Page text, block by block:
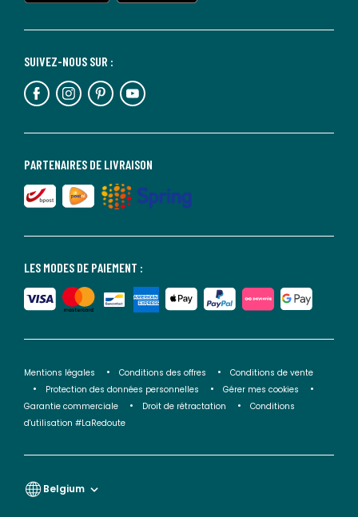
LES MODES DE PAIEMENT :
PARTENAIRES DE LIVRAISON
SUIVEZ-NOUS SUR :
Mentions légales Conditions des offres
Conditions de vente
Protection des données personnelles
Gérer mes cookies
Garantie commerciale
Droit de rétractation
Conditions
d'utilisation #LaRedoute
Belgium